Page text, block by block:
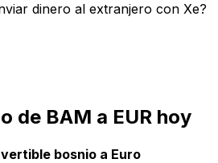
dinero al extranjero con Xe?
de BAM a EUR hoy
bosnio a Euro